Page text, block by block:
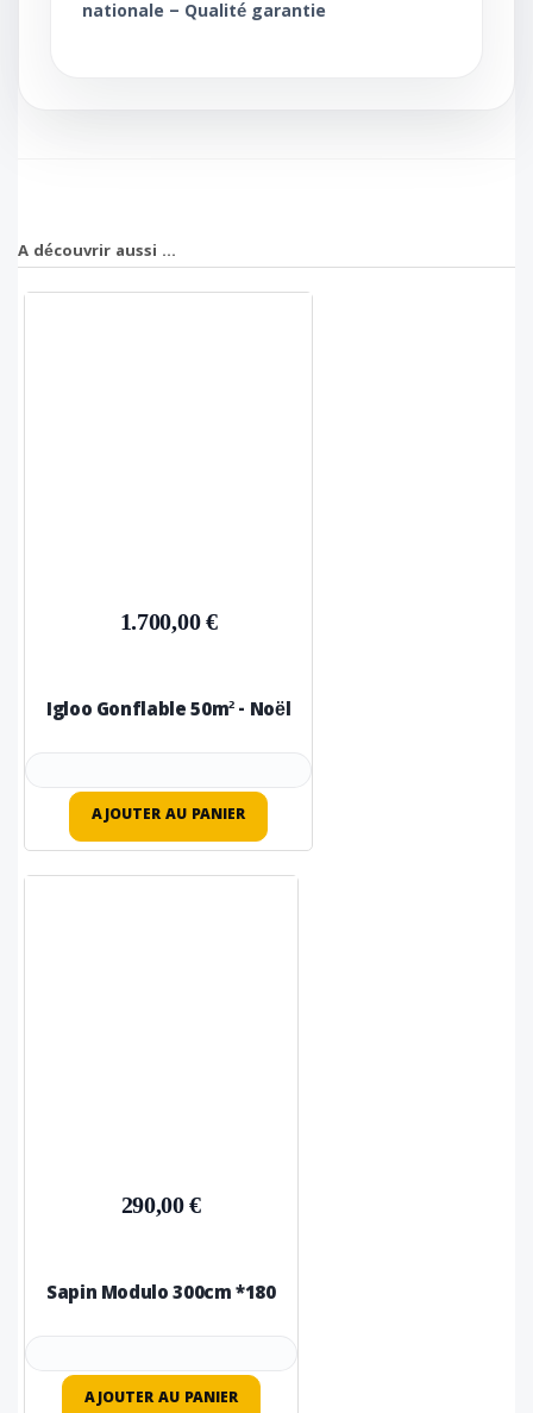
nationale – Qualité garantie
A découvrir aussi ...
1.700,00 €
Igloo Gonflable 50m² - Noël
AJOUTER AU PANIER
290,00 €
Sapin Modulo 300cm *180
AJOUTER AU PANIER